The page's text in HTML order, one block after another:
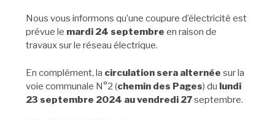
Nous vous informons qu’une coupure d’électricité est
prévue le mardi 24 septembre en raison de
travaux sur le réseau électrique.
En complément, la circulation sera alternée sur la
voie communale N°2 (chemin des Pages) du lundi
23 septembre 2024 au vendredi 27septembre.